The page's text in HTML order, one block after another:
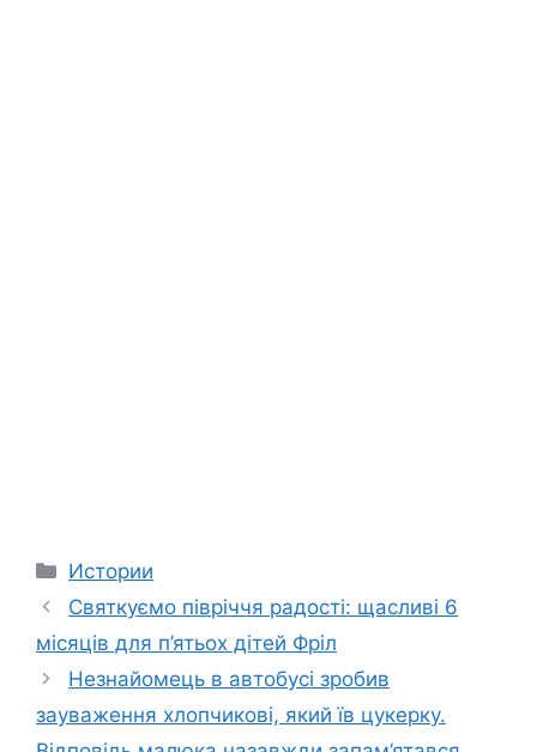
Categories
Истории
Святкуємо півріччя радості: щасливі 6
місяців для п’ятьох дітей Фріл
Незнайомець в автобусі зробив
зауваження хлопчикові, який їв цукерку.